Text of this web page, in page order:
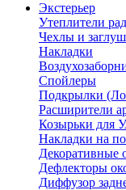
Экстерьер
Утеплители
Чехлы и
Накладки
Спойлеры
Подкрылки
Расширители
Козырьки для
Накладки на
Декоративные
Дефлекторы
Диффузор